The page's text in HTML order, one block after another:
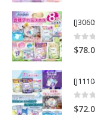
0
$
0
$